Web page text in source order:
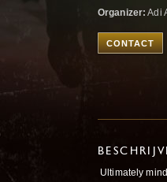
Organizer: Adi
CONTACT
Ultimately